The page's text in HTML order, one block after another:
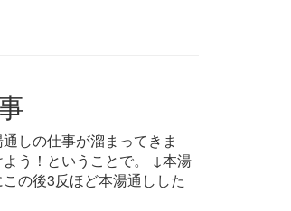
しの仕事が溜まってきま
う！ということで。 ↓本湯
の後3反ほど本湯通しした